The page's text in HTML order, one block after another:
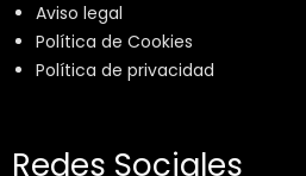
Aviso legal
Política de Cookies
Política de privacidad
Redes Sociales